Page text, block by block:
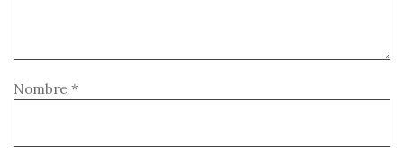
Nombre *